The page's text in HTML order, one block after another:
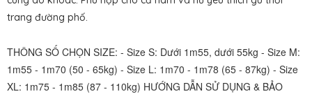
trang đường phố.
THÔNG SỐ CHỌN SIZE: - Size S: Dưới 1m55, dưới 55kg - Size M:
1m55 - 1m70 (50 - 65kg) - Size L: 1m70 - 1m78 (65 - 87kg) - Size
XL: 1m75 - 1m85 (87 - 110kg) HƯỚNG DẪN SỬ DỤNG & BẢO